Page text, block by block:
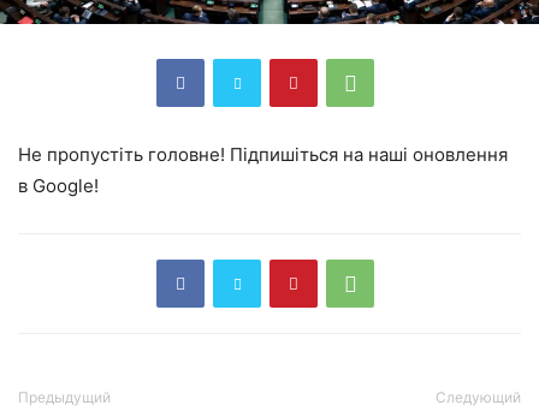
Не пропустіть головне! Підпишіться на наші оновлення
в Google!
Предыдущий Следующий